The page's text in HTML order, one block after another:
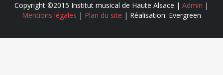
Copyright ©2015 Institut musical de Haute Alsace | Admin |
Mentions légales | Plan du site | Réalisation: Evergreen